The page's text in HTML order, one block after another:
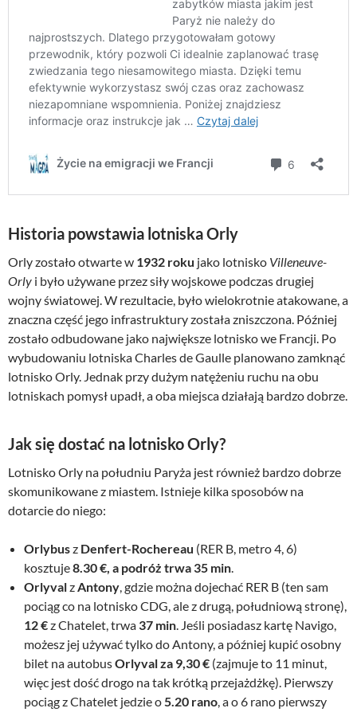
Historia powstawia lotniska Orly
Orly zostało otwarte w 1932 roku jako lotnisko Villeneuve-
Orly i było używane przez siły wojskowe podczas drugiej
wojny światowej. W rezultacie, było wielokrotnie atakowane, a
znaczna część jego infrastruktury została zniszczona. Później
zostało odbudowane jako największe lotnisko we Francji. Po
wybudowaniu lotniska Charles de Gaulle planowano zamknąć
lotnisko Orly. Jednak przy dużym natężeniu ruchu na obu
lotniskach pomysł upadł, a oba miejsca działają bardzo dobrze.
Jak się dostać na lotnisko Orly?
Lotnisko Orly na południu Paryża jest również bardzo dobrze
skomunikowane z miastem. Istnieje kilka sposobów na
dotarcie do niego:
Orlybusz Denfert-Rochereau (RER B, metro 4, 6)
kosztuje8.30 €, a podróż trwa 35 min
Orlyvalz Antony , gdzie można dojechać RER B (ten sam
pociąg co na lotnisko CDG, ale z drugą, południową stronę),
12 €z Chatelet, trwa 37 min . Jeśli posiadasz kartę Navigo,
możesz jej używać tylko do Antony, a później kupić osobny
bilet na autobusOrlyval za 9,30 € (zajmuje to 11 minut,
więc jest dość drogo na tak krótką przejażdżkę). Pierwszy
pociąg z Chatelet jedzie o 5.20 rano , a o 6 rano pierwszy